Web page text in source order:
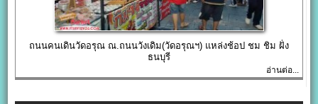
ถนนคนเดินวัดอรุณ ณ.ถนนวังเดิม(วัดอรุณฯ) แหล่งช้อป ชม ชิม ฝั่ง
ธนบุรี
อ่านต่อ...